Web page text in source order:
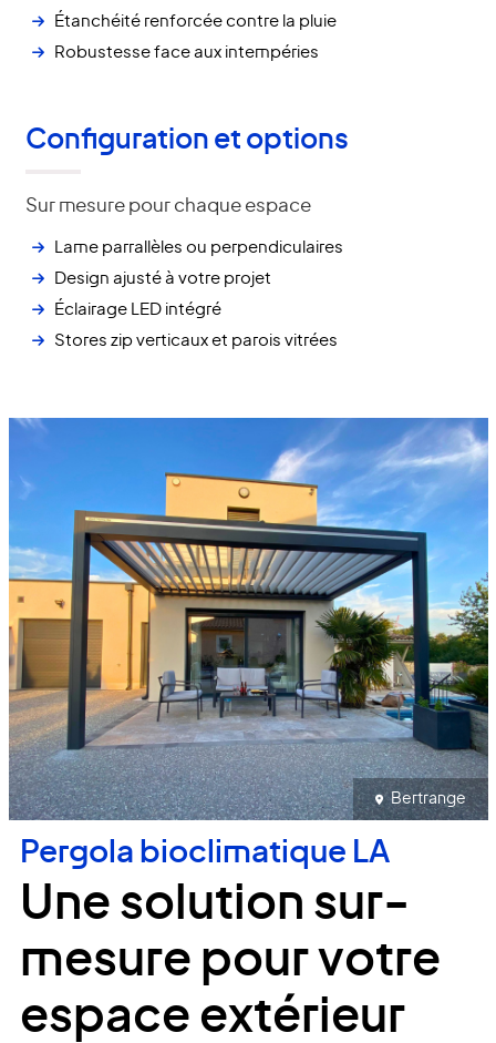
Étanchéité renforcée contre la pluie
Robustesse face aux intempéries
Configuration et options
Sur mesure pour chaque espace
Lame parrallèles ou perpendiculaires
Design ajusté à votre projet
Éclairage LED intégré
Stores zip verticaux et parois vitrées
Pergola bioclimatique LA
Une solution sur-
mesure pour votre
espace extérieur
Bertrange